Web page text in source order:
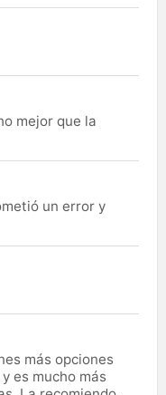
mejor que la
un error y
más opciones
es mucho más